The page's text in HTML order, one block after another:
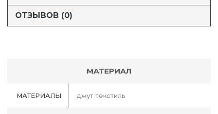
ОТЗЫВОВ (0)
МАТЕРИАЛ
МАТЕРИАЛЫ джут текстиль